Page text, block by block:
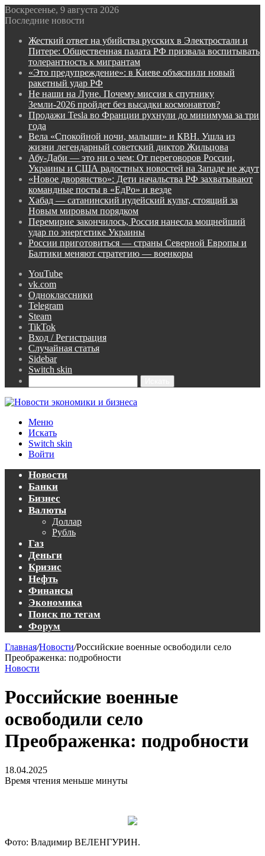
Воскресенье, 9 августа 2026
Последние новости
Жесткий ответ на убийства русских в Электростали и
Питере: Общественная палата РФ призвала воспитывать
толерантность к мигрантам
«Это предупреждение»: в Киеве объяснили новый
ракетный удар РФ
Не наши на Луне. Почему миссия к спутнику
Земли-2026 пройдет без высадки космонавтов?
Продажи Tesla во Франции рухнули до минимума за три
года
Вела «Спокойной ночи, малыши» и КВН. Ушла из
жизни легендарный советский диктор Жильцова
Абу-Даби — это ни о чем: От переговоров России,
Украины и США радостных новостей на Западе не ждут
«Новое дворянство»: Дети начальства РФ захватывают
командные посты в «ЕдРо» и везде
Хабад — сатанинский иудейский культ, стоящий за
Новым мировым порядком
Перемирие закончилось, Россия нанесла мощнейший
удар по энергетике Украины
России приготовиться — страны Северной Европы и
Балтики меняют стратегию — военкоры
YouTube
vk.com
Одноклассники
Telegram
Steam
TikTok
Вход / Регистрация
Случайная статья
Sidebar
Switch skin
Меню
Искать
Switch skin
Войти
Новости
Банки
Бизнес
Валюты
Доллар
Рубль
Газ
Деньги
Кризис
Нефть
Финансы
Экономика
Поиск по тегам
Форум
Главная/Новости/Российские военные освободили село
Преображенка: подробности
Новости
Российские военные
освободили село
Преображенка: подробности
18.04.2025
Время чтения меньше минуты
Фото: Владимир ВЕЛЕНГУРИН.